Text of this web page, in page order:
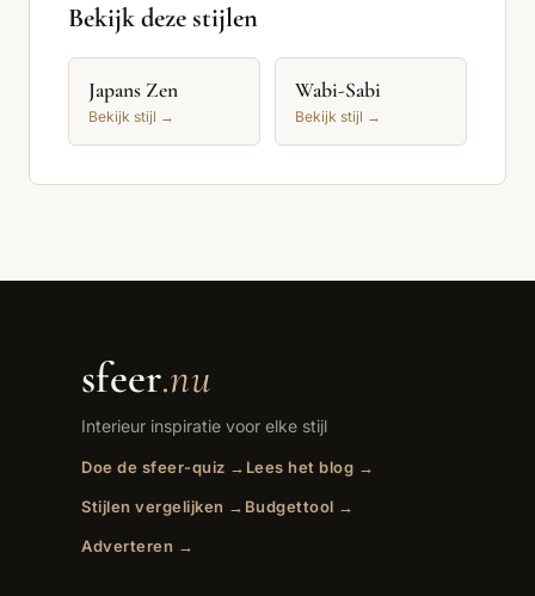
Bekijk deze stijlen
Japans Zen
Bekijk stijl →
Wabi-Sabi
Bekijk stijl →
sfeer.nu
Interieur inspiratie voor elke stijl
Doe de sfeer-quiz → Lees het blog →
Stijlen vergelijken → Budgettool →
Adverteren →